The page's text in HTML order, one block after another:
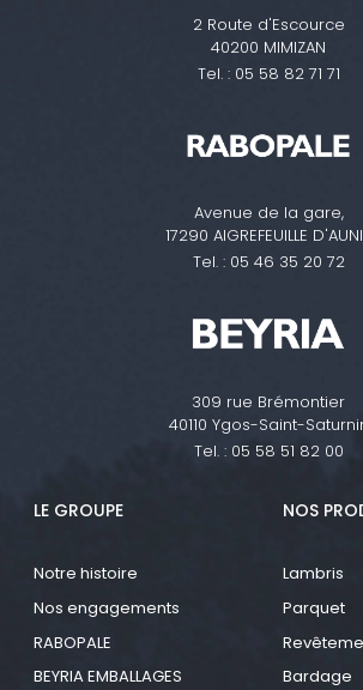
2 Route d'Escource
40200 MIMIZAN
Tel. : 05 58 82 71 71
Avenue de la gare,
17290 AIGREFEUILLE
Tel. : 05 46 35 20 72
309 rue Brémontier
40110 Ygos-Saint-
Tel. : 05 58 51 82 00
LE GROUPE
Notre histoire
Nos engagements
RABOPALE
BEYRIA EMBALLAGES
NOS
Lambris
Parquet
Bardage